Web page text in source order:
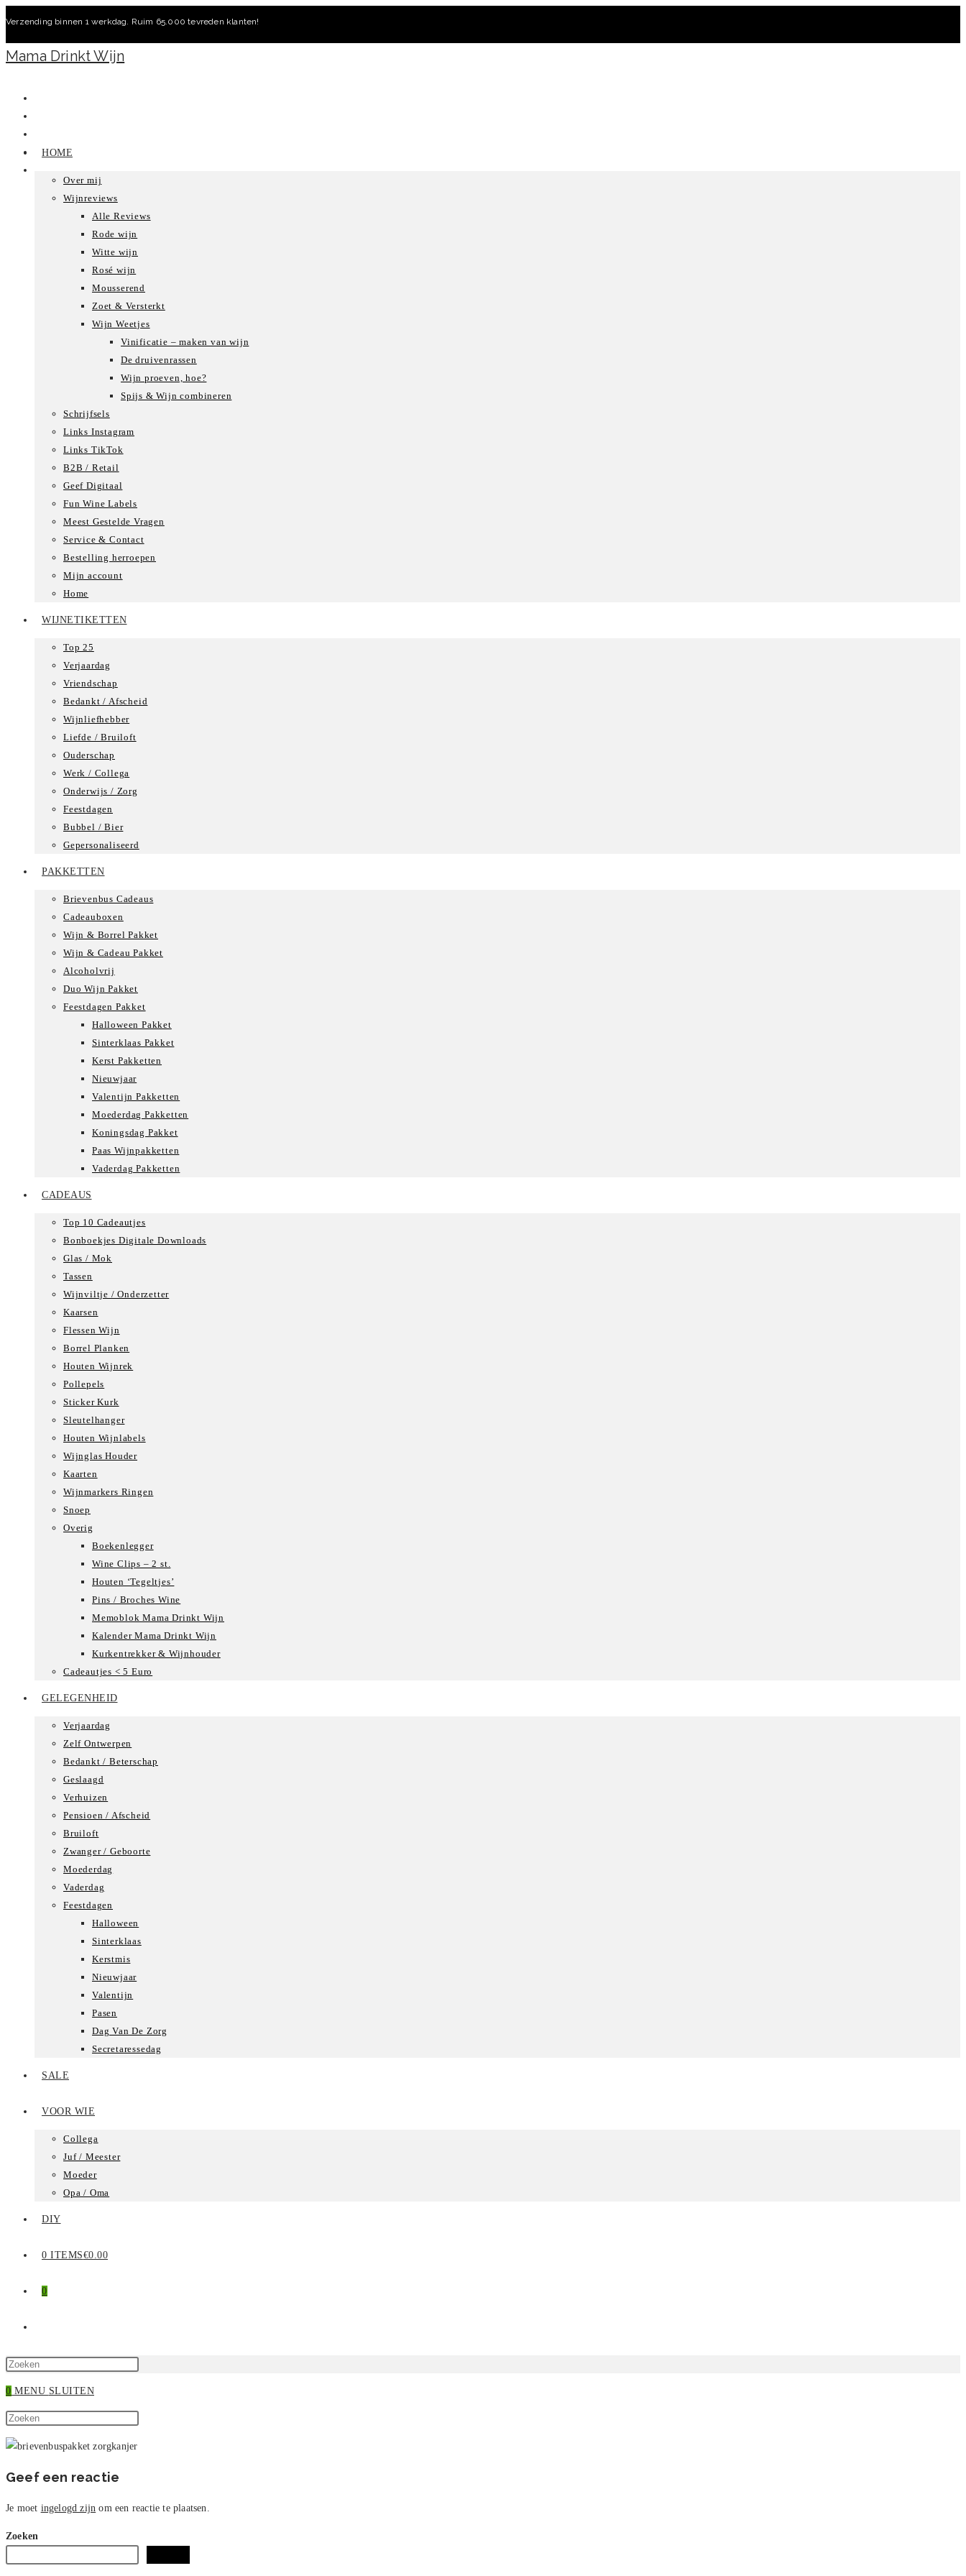
inhoud
Verzending binnen 1 werkdag. Ruim 65.000 tevreden klanten!
Mama Drinkt Wijn
HOME
Over mij
Wijnreviews
Alle Reviews
Rode wijn
Witte wijn
Rosé wijn
Mousserend
Zoet & Versterkt
Wijn Weetjes
Vinificatie – maken van wijn
De druivenrassen
Wijn proeven, hoe?
Spijs & Wijn combineren
Schrijfsels
Links Instagram
Links TikTok
B2B / Retail
Geef Digitaal
Fun Wine Labels
Meest Gestelde Vragen
Service & Contact
Bestelling herroepen
Mijn account
Home
WIJNETIKETTEN
Top 25
Verjaardag
Vriendschap
Bedankt / Afscheid
Wijnliefhebber
Liefde / Bruiloft
Ouderschap
Werk / Collega
Onderwijs / Zorg
Feestdagen
Bubbel / Bier
Gepersonaliseerd
PAKKETTEN
Brievenbus Cadeaus
Cadeauboxen
Wijn & Borrel Pakket
Wijn & Cadeau Pakket
Alcoholvrij
Duo Wijn Pakket
Feestdagen Pakket
Halloween Pakket
Sinterklaas Pakket
Kerst Pakketten
Nieuwjaar
Valentijn Pakketten
Moederdag Pakketten
Koningsdag Pakket
Paas Wijnpakketten
Vaderdag Pakketten
CADEAUS
Top 10 Cadeautjes
Bonboekjes Digitale Downloads
Glas / Mok
Tassen
Wijnviltje / Onderzetter
Kaarsen
Flessen Wijn
Borrel Planken
Houten Wijnrek
Pollepels
Sticker Kurk
Sleutelhanger
Houten Wijnlabels
Wijnglas Houder
Kaarten
Wijnmarkers Ringen
Snoep
Overig
Boekenlegger
Wine Clips – 2 st.
Houten ‘Tegeltjes’
Pins / Broches Wine
Memoblok Mama Drinkt Wijn
Kalender Mama Drinkt Wijn
Kurkentrekker & Wijnhouder
Cadeautjes < 5 Euro
GELEGENHEID
Verjaardag
Zelf Ontwerpen
Bedankt / Beterschap
Geslaagd
Verhuizen
Pensioen / Afscheid
Bruiloft
Zwanger / Geboorte
Moederdag
Vaderdag
Feestdagen
Halloween
Sinterklaas
Kerstmis
Nieuwjaar
Valentijn
Pasen
Dag Van De Zorg
Secretaressedag
SALE
VOOR WIE
Collega
Juf / Meester
Moeder
Opa / Oma
DIY
0 ITEMS€0.00
0
ZOEKEN
0 MENU SLUITEN
Zoek
op
site
zoekpaneel
sluiten.
Geef een reactie
Je moet ingelogd zijn om een reactie te plaatsen.
Zoeken